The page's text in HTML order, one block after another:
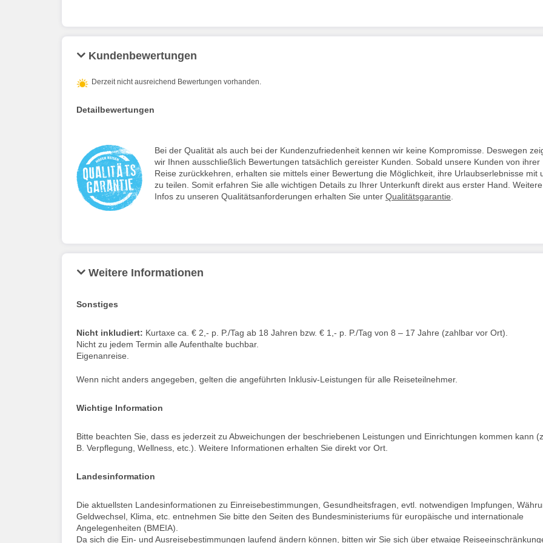
Kundenbewertungen
Derzeit nicht ausreichend Bewertungen vorhanden.
Detailbewertungen
Bei der Qualität als auch bei der Kundenzufriedenheit kennen wir keine Kompromisse. Deswegen
wir Ihnen ausschließlich Bewertungen tatsächlich gereister Kunden. Sobald unsere Kunden von ihrer
Reise zurückkehren, erhalten sie mittels einer Bewertung die Möglichkeit, ihre Urlaubserlebnisse mit
zu teilen. Somit erfahren Sie alle wichtigen Details zu Ihrer Unterkunft direkt aus erster Hand. Weitere
Infos zu unseren Qualitätsanforderungen erhalten Sie unter Qualitätsgarantie
Weitere Informationen
Sonstiges
Nicht inkludiert: Kurtaxe ca. € 2,- p. P./Tag ab 18 Jahren bzw. € 1,- p. P./Tag von 8 – 17 Jahre (zahlbar vor Ort).
Nicht zu jedem Termin alle Aufenthalte buchbar.
Eigenanreise.
Wenn nicht anders angegeben, gelten die angeführten Inklusiv-Leistungen für alle Reiseteilnehmer.
Wichtige Information
Bitte beachten Sie, dass es jederzeit zu Abweichungen der beschriebenen Leistungen und Einrichtungen kommen kann (z.
B. Verpflegung, Wellness, etc.). Weitere Informationen erhalten Sie direkt vor Ort.
Landesinformation
Die aktuellsten Landesinformationen zu Einreisebestimmungen, Gesundheitsfragen, evtl. notwendigen Impfungen,
Geldwechsel, Klima, etc. entnehmen Sie bitte den Seiten des Bundesministeriums für europäische und internationale
Angelegenheiten (BMEIA).
Da sich die Ein- und Ausreisebestimmungen laufend ändern können, bitten wir Sie sich über etwaige